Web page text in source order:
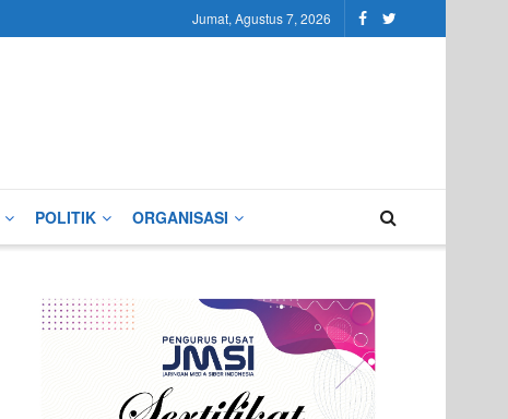
Jumat, Agustus 7, 2026
POLITIK ORGANISASI